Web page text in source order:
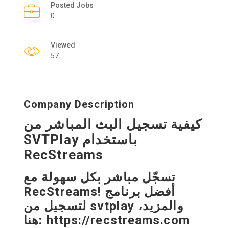
Posted Jobs
0
Viewed
57
Company Description
كيفية تسجيل البث المباشر من
SVTPlay باستخدام
RecStreams
تسجّل مباشر بكل سهولة مع
RecStreams! أفضل برنامج
لتسجيل من svtplay والمزيد،
هنا: https://recstreams.com